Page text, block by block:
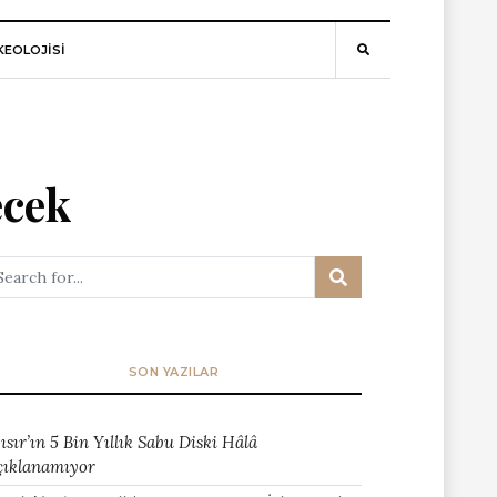
SON YAZILAR
5 Bin Yıllık Sabu Diski Hâlâ